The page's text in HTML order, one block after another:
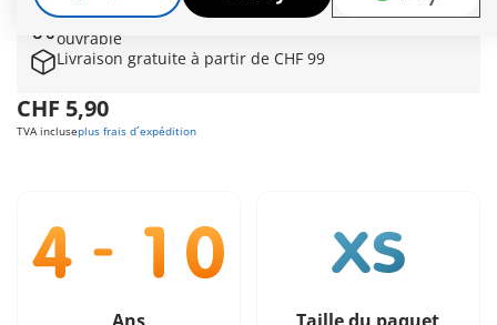
Le délai de livraison est actuellement de 3 à 6 jours
ouvrable
Livraison gratuite à partir de CHF 99
CHF 5,90
TVA incluseplus frais d´expédition